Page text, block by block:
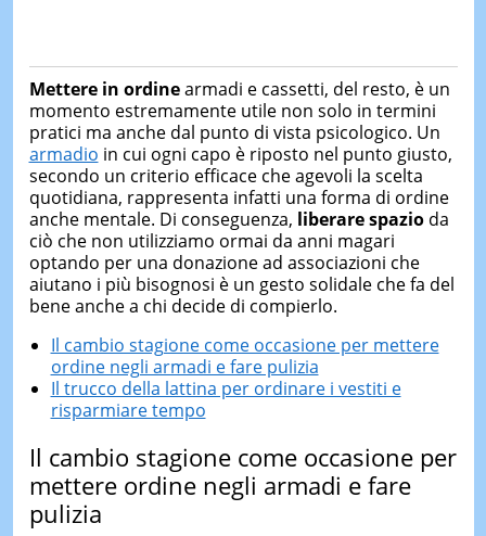
Mettere in ordinearmadi e cassetti, del resto, è un
momento estremamente utile non solo in termini
pratici ma anche dal punto di vista psicologico. Un
armadio in cui ogni capo è riposto nel punto giusto,
secondo un criterio efficace che agevoli la scelta
quotidiana, rappresenta infatti una forma di ordine
anche mentale. Di conseguenza, liberare spazioda
ciò che non utilizziamo ormai da anni magari
optando per una donazione ad associazioni che
aiutano i più bisognosi è un gesto solidale che fa del
bene anche a chi decide di compierlo.
Il cambio stagione come occasione per mettere
ordine negli armadi e fare pulizia
Il trucco della lattina per ordinare i vestiti e
risparmiare tempo
Il cambio stagione come occasione per
mettere ordine negli armadi e fare
pulizia